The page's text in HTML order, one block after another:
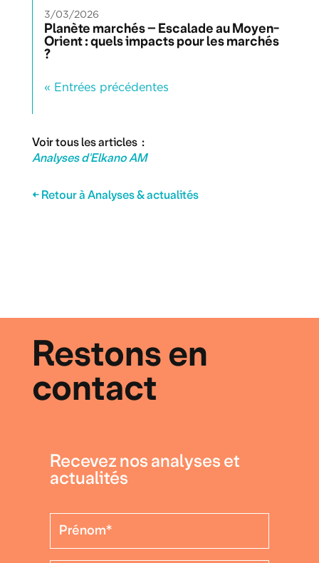
Planète marchés – Escalade au Moyen-
Orient : quels impacts pour les marchés
?
3/03/2026
« Entrées précédentes
Voir tous les articles :
Analyses d'Elkano AM
← Retour à Analyses & actualités
Restons en
contact
Recevez nos analyses et
actualités